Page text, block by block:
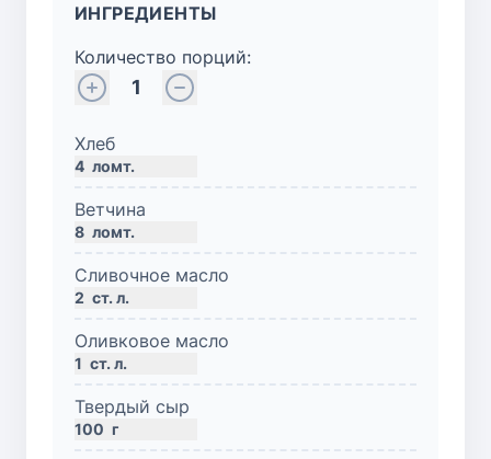
ИНГРЕДИЕНТЫ
Количество порций:
1
Хлеб
4 ломт.
Ветчина
8 ломт.
Сливочное масло
2 ст. л.
Оливковое масло
1 ст. л.
Твердый сыр
100 г